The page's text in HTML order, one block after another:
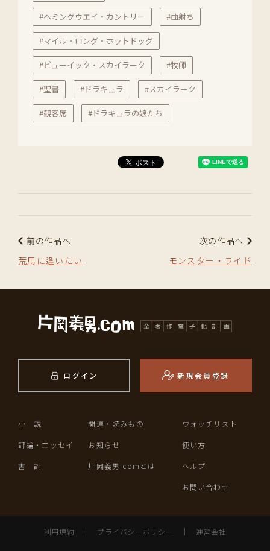
#ヘミングウエイ・カントリー #曲射ち
#マイル・ロング・ホットドッグ
#ビューイック・スカイラーク #牧師
#聖書 #ドラキュラ #スカイラーク
#観客席 #ドラキュラの娘たち
前の作品へ
荒馬に逢いたい
次の作品へ
モンスター・ライド
ログイン 新規会員登録
小 説
評論・エッセイ
書 評
関連・読みもの
お知らせ
片岡義男.comとは
ウォッチリスト
使い方
ヘルプ
お問い合わせ
利用規約 プライバシーポリシー 運営会社